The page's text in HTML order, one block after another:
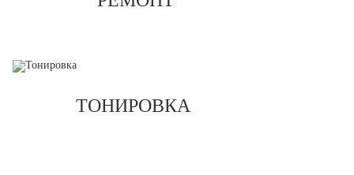
ТОНИРОВКА